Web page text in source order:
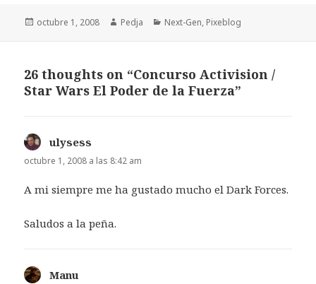
Publicado
octubre 1, 2008 Autor
Pedja Categorías
Next-Gen, Pixeblog
26 thoughts on “Concurso Activision /
Star Wars El Poder de la Fuerza”
ulysess
octubre 1, 2008 a las 8:42 am
A mi siempre me ha gustado mucho el Dark Forces.
Saludos a la peña.
Manu